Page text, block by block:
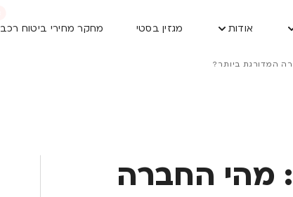
אודות מגזין בסטי מחקר מחירי ביטוח רכב
המדורגת ביותר?
מהי החברה